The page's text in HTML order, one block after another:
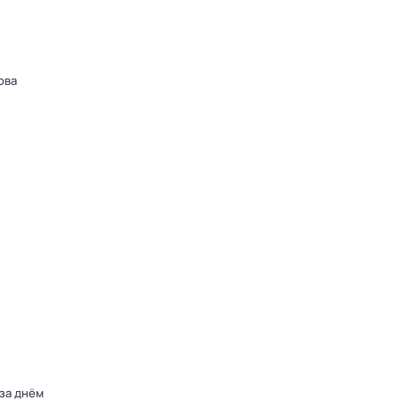
днём